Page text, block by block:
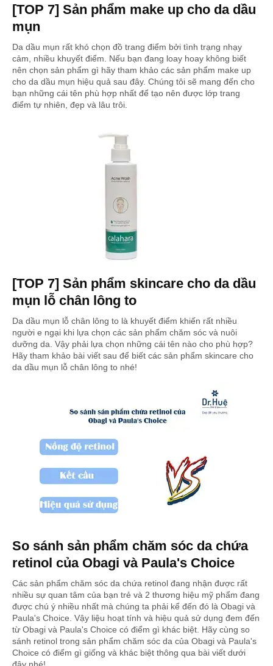
[TOP 7] Sản phẩm make up cho da dầu
mụn
Da dầu mụn rất khó chọn đồ trang điểm bởi tình trạng nhạy
cảm, nhiều khuyết điểm. Nếu bạn đang loay hoay không biết
nên chọn sản phẩm gì hãy tham khảo các sản phẩm make up
cho da dầu mụn hiệu quả sau đây. Chúng tôi sẽ mang đến cho
bạn những cái tên phù hợp nhất để tạo nên được lớp trang
điểm tự nhiên, đẹp và lâu trôi.
[TOP 7] Sản phẩm skincare cho da dầu
mụn lỗ chân lông to
Da dầu mụn lỗ chân lông to là khuyết điểm khiến rất nhiều
người e ngại khi lựa chọn các sản phẩm chăm sóc và nuôi
dưỡng da. Vậy phải lựa chọn những cái tên nào cho phù hợp?
Hãy tham khảo bài viết sau để biết các sản phẩm skincare cho
da dầu mụn lỗ chân lông to nhé!
So sánh sản phẩm chăm sóc da chứa
retinol của Obagi và Paula's Choice
Các sản phẩm chăm sóc da chứa retinol đang nhận được rất
nhiều sự quan tâm của bạn trẻ và 2 thương hiệu mỹ phẩm đang
được chú ý nhiều nhất mà chúng ta phải kể đến đó là Obagi và
Paula's Choice. Vậy liệu hoạt tính và hiệu quả sử dụng đem đến
từ Obagi và Paula's Choice có điểm gì khác biệt. Hãy cùng so
sánh retinol trong sản phẩm chăm sóc da của Obagi và Paula's
Choice có điểm gì giống và khác biệt thông qua bài viết dưới
đây nhé!